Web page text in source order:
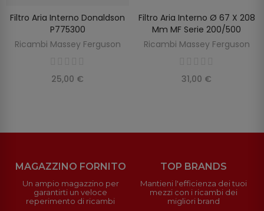
AGGIUNGI AL CARRELLO
Filtro Aria Interno Donaldson
P775300
Ricambi Massey Ferguson
25,00 €
SCOPRIRE
Filtro Aria Interno Ø 67 X 208
Mm MF Serie 200/500
Ricambi Massey Ferguson
31,00 €
MAGAZZINO FORNITO
Un ampio magazzino per
garantirti un veloce
reperimento di ricambi
TOP BRANDS
Mantieni l'efficienza dei tuoi
mezzi con i ricambi dei
migliori brand